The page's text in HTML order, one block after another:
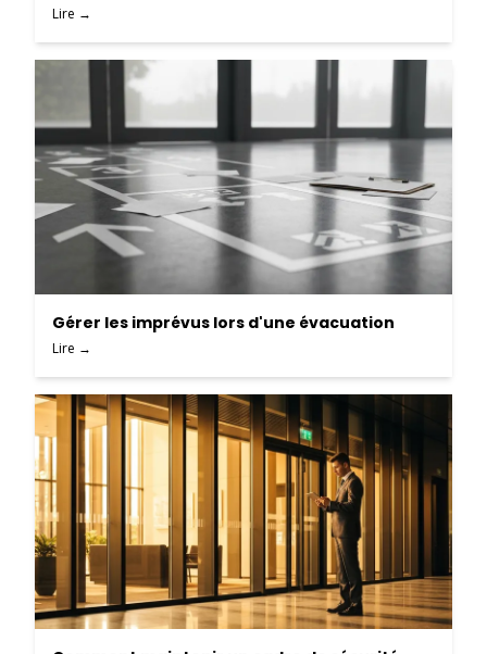
Lire →
Gérer les imprévus lors d'une évacuation
Lire →